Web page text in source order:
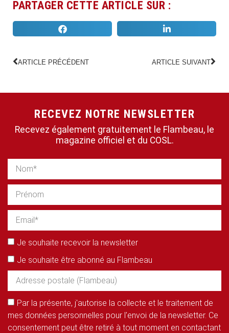
PARTAGER CETTE ARTICLE SUR :
ARTICLE PRÉCÉDENT ARTICLE SUIVANT
RECEVEZ NOTRE NEWSLETTER
Recevez également gratuitement le Flambeau, le
magazine officiel et du COSL.
Je souhaite recevoir la newsletter
Je souhaite être abonné au Flambeau
Par la présente, j'autorise la collecte et le traitement de
mes données personnelles pour l'envoi de la newsletter. Ce
consentement peut être retiré à tout moment en contactant